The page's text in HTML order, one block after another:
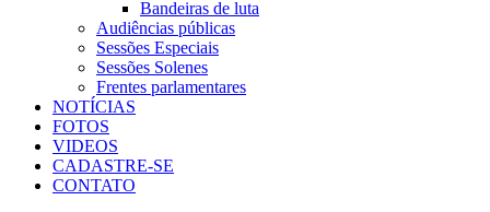
Bandeiras de luta
Audiências públicas
Sessões Especiais
Sessões Solenes
Frentes parlamentares
NOTÍCIAS
FOTOS
VIDEOS
CADASTRE-SE
CONTATO